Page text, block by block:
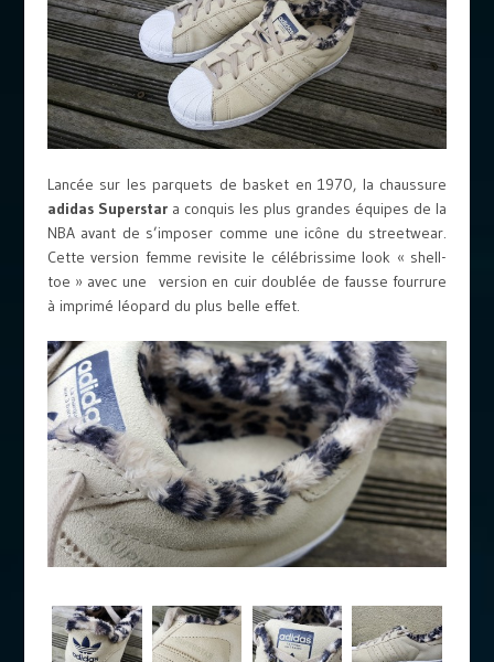
Lancée sur les parquets de basket en 1970, la chaussure
adidas Superstara conquis les plus grandes équipes de la
NBA avant de s’imposer comme une icône du streetwear.
Cette version femme revisite le célébrissime look « shell-
toe » avec une version en cuir doublée de fausse fourrure
à imprimé léopard du plus belle effet.